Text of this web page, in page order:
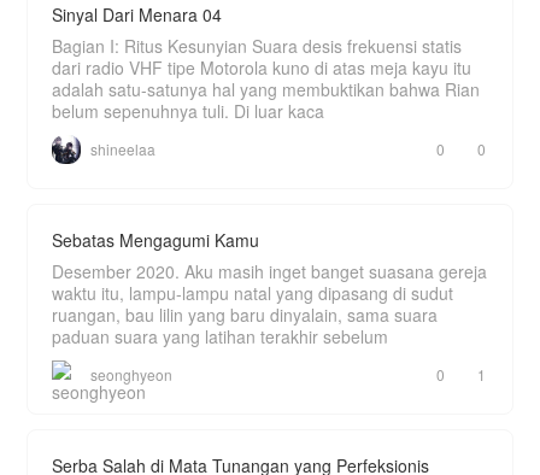
"Kompor gasnya mana, Kang?"
"Di sini masaknya masih pakai kayu atuh, Neng..."
"Ini kenapa sinyalnya nggak ada, Kang? Aku
butuh wifi!"
"Di sini wifi belum ada atuh, Neng. Kalau mau
mereka tinggal di desa?
Sinyal Dari Menara 04
Bagian I: Ritus Kesunyian Suara desis frekuensi statis
dari radio VHF tipe Motorola kuno di atas meja kayu itu
adalah satu-satunya hal yang membuktikan bahwa Rian
belum sepenuhnya tuli. Di luar kaca
shineelaa 0 0
Sebatas Mengagumi Kamu
Desember 2020. Aku masih inget banget suasana gereja
waktu itu, lampu-lampu natal yang dipasang di sudut
ruangan, bau lilin yang baru dinyalain, sama suara
paduan suara yang latihan terakhir sebelum
seonghyeon 0 1
Serba Salah di Mata Tunangan yang Perfeksionis